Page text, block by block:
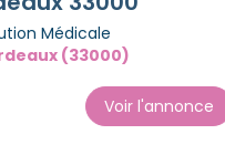
Médicale
(33000)
Voir l'annonce